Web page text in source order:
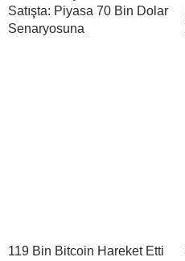
Satışta: Piyasa 70 Bin Dolar
Senaryosuna
119 Bin Bitcoin Hareket Etti